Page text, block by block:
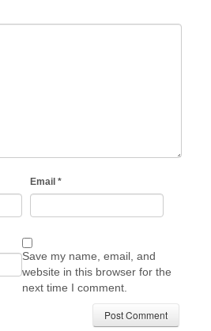
Email *
Save my name, email, and
website in this browser for the
next time I comment.